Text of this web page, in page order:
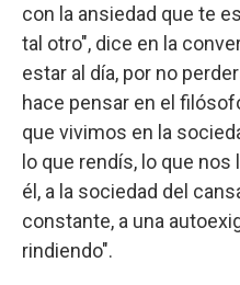
con la ansiedad que te
tal otro", dice en la
estar al día, por no
hace pensar en el
que vivimos en la
lo que rendís, lo que
él, a la sociedad del
constante, a una
rindiendo".